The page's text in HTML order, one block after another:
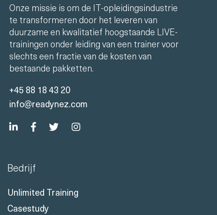
Onze missie is om de IT-opleidingsindustrie
te transformeren door het leveren van
duurzame en kwalitatief hoogstaande LIVE-
trainingen onder leiding van een trainer voor
slechts een fractie van de kosten van
bestaande pakketten.
+45 88 18 43 20
info@readynez.com
Bedrijf
Unlimited Training
Casestudy